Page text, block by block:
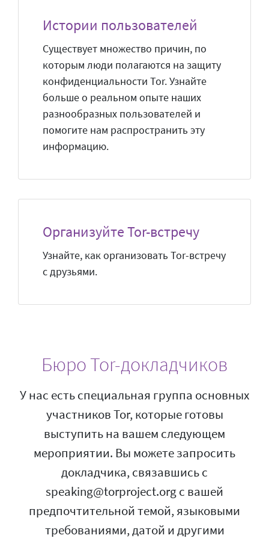
Истории пользователей
Существует множество причин, по
которым люди полагаются на защиту
конфиденциальности Tor. Узнайте
больше о реальном опыте наших
разнообразных пользователей и
помогите нам распространить эту
информацию.
Организуйте Tor-встречу
Узнайте, как организовать Tor-встречу
с друзьями.
Бюро Tor-докладчиков
У нас есть специальная группа основных
участников Tor, которые готовы
выступить на вашем следующем
мероприятии. Вы можете запросить
докладчика, связавшись с
speaking@torproject.org с вашей
предпочтительной темой, языковыми
требованиями, датой и другими